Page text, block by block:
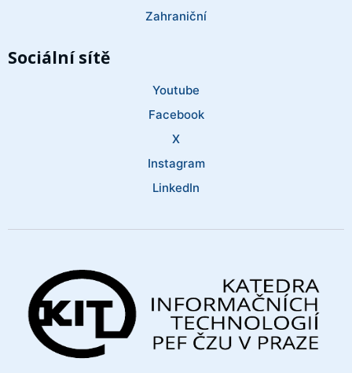
Zahraniční
Sociální sítě
Youtube
Facebook
X
Instagram
LinkedIn